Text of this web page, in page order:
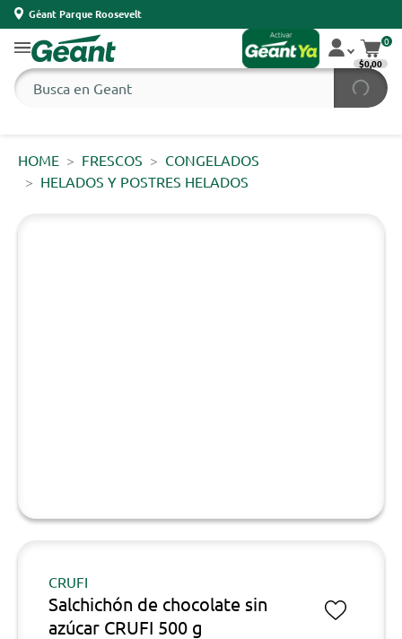
Géant Parque Roosevelt
0
$0,00
HOME FRESCOS
CONGELADOS
HELADOS Y POSTRES HELADOS
CRUFI
Salchichón de chocolate sin
azúcar CRUFI 500 g